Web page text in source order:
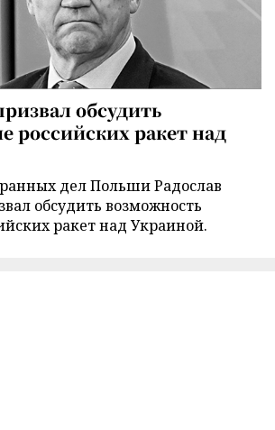
обсудить
российских ракет над
дел Польши Радослав
обсудить возможность
ракет над Украиной.